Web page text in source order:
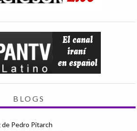
BLOGS
de Pedro Pitarch